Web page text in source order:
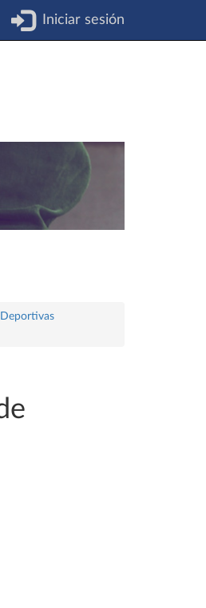
Iniciar sesión